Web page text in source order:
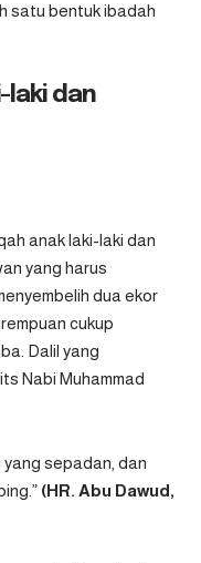
satu bentuk ibadah
laki dan
anak laki-laki dan
yang harus
dua ekor
cukup
Dalil yang
Nabi Muhammad
yang sepadan, dan
(HR. Abu Dawud,